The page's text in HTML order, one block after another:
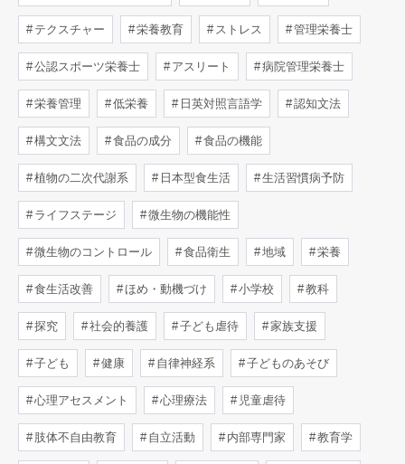
テクスチャー 栄養教育 ストレス 管理栄養士
公認スポーツ栄養士 アスリート 病院管理栄養士
栄養管理 低栄養 日英対照言語学 認知文法
構文文法 食品の成分 食品の機能
植物の二次代謝系 日本型食生活 生活習慣病予防
ライフステージ 微生物の機能性
微生物のコントロール 食品衛生 地域 栄養
食生活改善 ほめ・動機づけ 小学校 教科
探究 社会的養護 子ども虐待 家族支援
子ども 健康 自律神経系 子どものあそび
心理アセスメント 心理療法 児童虐待
肢体不自由教育 自立活動 内部専門家 教育学